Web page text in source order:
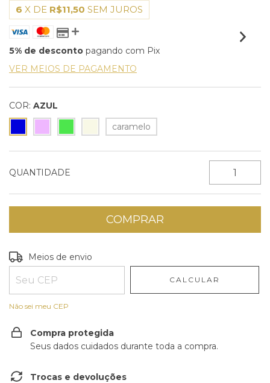
6 X DE R$11,50 SEM JUROS
5% de desconto pagando com Pix
VER MEIOS DE PAGAMENTO
COR: AZUL
caramelo
QUANTIDADE
Entregas para o CEP:
Meios de envio
CALCULAR
Não sei meu CEP
Compra protegida
Seus dados cuidados durante toda a compra.
Trocas e devoluções